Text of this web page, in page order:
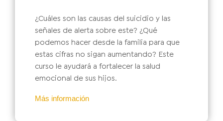
¿Cuáles son las causas del suicidio y las
señales de alerta sobre este? ¿Qué
podemos hacer desde la familia para que
estas cifras no sigan aumentando? Este
curso le ayudará a fortalecer la salud
emocional de sus hijos.
Más información